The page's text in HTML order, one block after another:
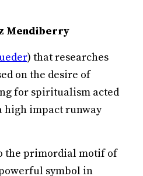
Mendiberry
) that researches
on the desire of
for spiritualism acted
high impact runway
the primordial motif of
symbol in